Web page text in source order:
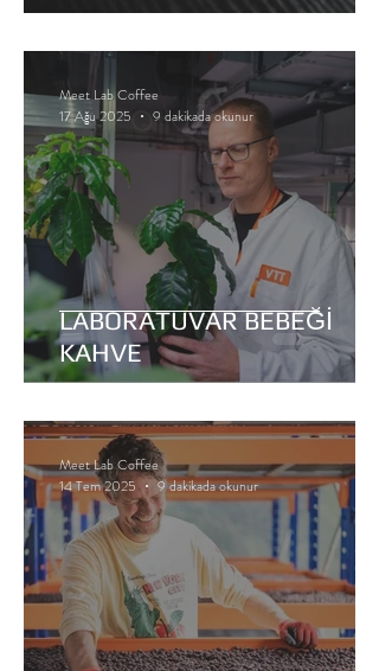
LABORATUVAR BEBEĞİ
KAHVE
Meet Lab Coffee
17 Ağu 2025
9 dakikada okunur
Meet Lab Coffee
14 Tem 2025
9 dakikada okunur